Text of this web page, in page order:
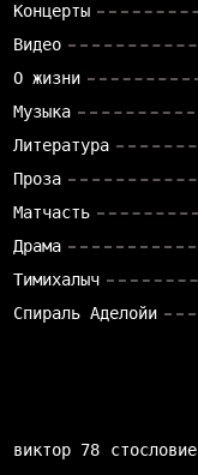
Концерты
Видео
О жизни
Музыка
Литература
Проза
Матчасть
Драма
Тимихалыч
Спираль Аделойи
виктор 78 стословие